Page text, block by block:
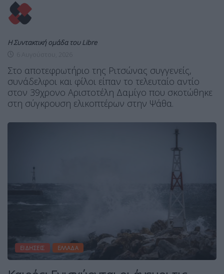
Η Συντακτική ομάδα του Libre
Στο αποτεφρωτήριο της Ριτσώνας συγγενείς,
συνάδελφοι και φίλοι είπαν το τελευταίο αντίο
στον 39χρονο Αριστοτέλη Δαμίγο που σκοτώθηκε
στη σύγκρουση ελικοπτέρων στην Ψάθα.
ΕΙΔΉΣΕΙΣ ΕΛΛΆΔΑ